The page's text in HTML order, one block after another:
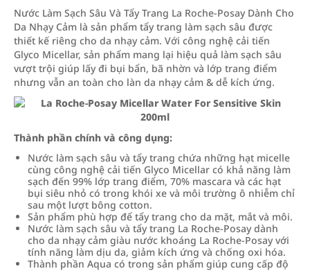
Nước Làm Sạch Sâu Và Tẩy Trang La Roche-Posay Dành Cho
Da Nhạy Cảm là sản phẩm tẩy trang làm sạch sâu được
thiết kế riêng cho da nhạy cảm. Với công nghệ cải tiến
Glyco Micellar, sản phẩm mang lại hiệu quả làm sạch sâu
vượt trội giúp lấy đi bụi bẩn, bã nhờn và lớp trang điểm
nhưng vẫn an toàn cho làn da nhạy cảm & dễ kích ứng.
Thành phần chính và công dụng:
Nước làm sạch sâu và tẩy trang chứa những hạt micelle
cùng công nghệ cải tiến Glyco Micellar có khả năng làm
sạch đến 99% lớp trang điểm, 70% mascara và các hạt
bụi siêu nhỏ có trong khói xe và môi trường ô nhiễm chỉ
sau một lượt bông cotton.
Sản phẩm phù hợp để tẩy trang cho da mặt, mắt và môi.
Nước làm sạch sâu và tẩy trang La Roche-Posay dành
cho da nhạy cảm giàu nước khoáng La Roche-Posay với
tính năng làm dịu da, giảm kích ứng và chống oxi hóa.
Thành phần Aqua có trong sản phẩm giúp cung cấp độ